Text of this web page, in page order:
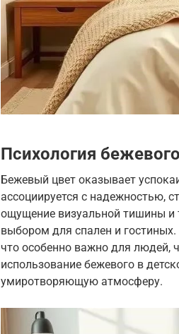
Психология
Бежевый цвет оказывает
ассоциируется с надежностью,
ощущение визуальной тишины и
выбором для спален и
что особенно важно для людей,
использование бежевого в
умиротворяющую атмосферу.